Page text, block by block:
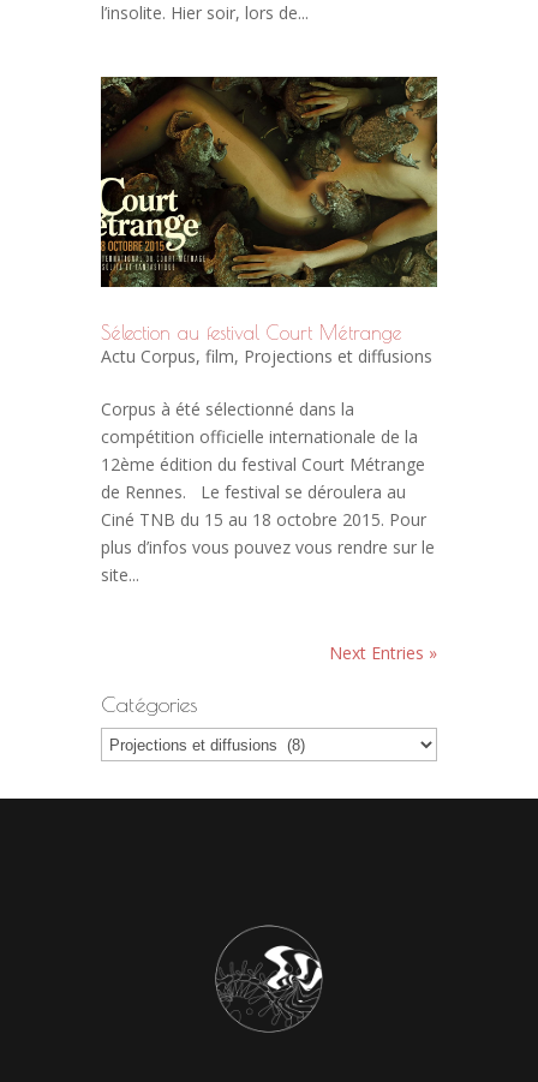
l’insolite. Hier soir, lors de...
Sélection au festival Court Métrange
Actu Corpus, film, Projections et diffusions
Corpus à été sélectionné dans la
compétition officielle internationale de la
12ème édition du festival Court Métrange
de Rennes. Le festival se déroulera au
Ciné TNB du 15 au 18 octobre 2015. Pour
plus d’infos vous pouvez vous rendre sur le
site...
Next Entries »
Catégories